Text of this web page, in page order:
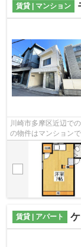
賃貸 | マンション
川崎市多摩区近辺で
の物件はマンション
方にピッタリです！
賃貸 | アパート